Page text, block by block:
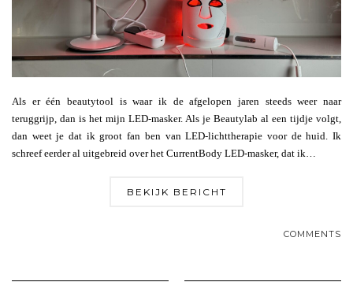
Als er één beautytool is waar ik de afgelopen jaren steeds weer naar
teruggrijp, dan is het mijn LED-masker. Als je Beautylab al een tijdje volgt,
dan weet je dat ik groot fan ben van LED-lichttherapie voor de huid. Ik
schreef eerder al uitgebreid over het CurrentBody LED-masker, dat ik…
BEKIJK BERICHT
COMMENTS